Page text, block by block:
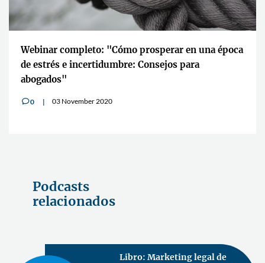
Webinar completo: "Cómo prosperar en una época
de estrés e incertidumbre: Consejos para
abogados"
v0 03 November 2020
Podcasts
relacionados
Libro: Marketing legal de